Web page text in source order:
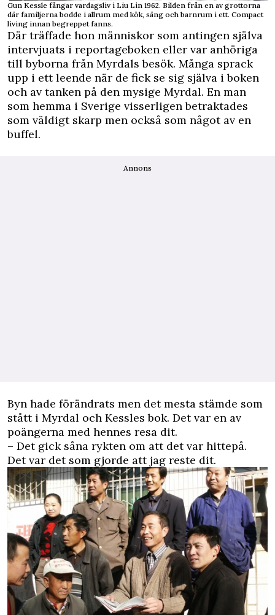
Gun Kessle fångar vardagsliv i Liu Lin 1962. Bilden från en av grottorna
där familjerna bodde i allrum med kök, säng och barnrum i ett. Compact
living innan begreppet fanns.
Där träffade hon människor som antingen själva
intervjuats i reportageboken eller var anhöriga
till byborna från Myrdals besök. Många sprack
upp i ett leende när de fick se sig själva i boken
och av tanken på den mysige Myrdal. En man
som hemma i Sverige visserligen betraktades
som väldigt skarp men också som något av en
buffel.
Annons
Byn hade förändrats men det mesta stämde som
stått i Myrdal och Kessles bok. Det var en av
poängerna med hennes resa dit.
– Det gick såna rykten om att det var hittepå.
Det var det som gjorde att jag reste dit.